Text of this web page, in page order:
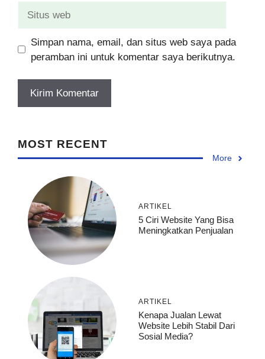
Simpan nama, email, dan situs web saya pada
peramban ini untuk komentar saya berikutnya.
MOST RECENT
More
ARTIKEL
5 Ciri Website Yang Bisa
Meningkatkan Penjualan
ARTIKEL
Kenapa Jualan Lewat
Website Lebih Stabil Dari
Sosial Media?